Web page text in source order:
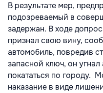
В результате мер,
подозреваемый в
задержан. В ходе
признал свою вину,
автомобиль, повредив
запасной ключ, он
покататься по городу.
наказание в виде